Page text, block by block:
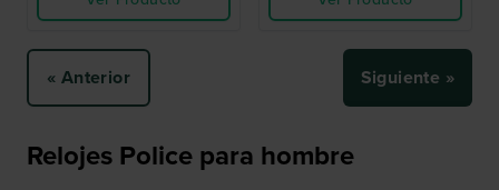
« Anterior Siguiente »
Relojes Police para hombre